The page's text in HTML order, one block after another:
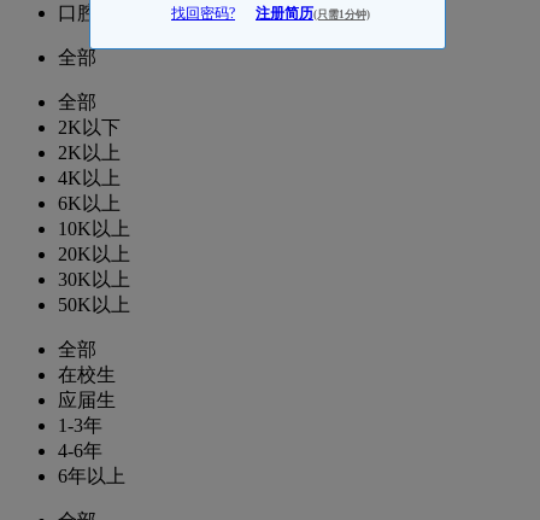
口腔医学老师/医学教研
全部
全部
2K以下
2K以上
4K以上
6K以上
10K以上
20K以上
30K以上
50K以上
全部
在校生
应届生
1-3年
4-6年
6年以上
找回密码? 注册简历(只需1分钟)